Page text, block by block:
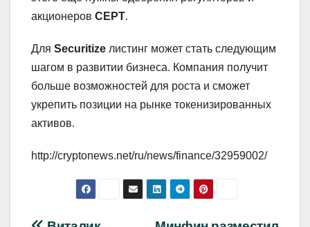
акционеров CEPT.
Для Securitize листинг может стать следующим
шагом в развитии бизнеса. Компания получит
больше возможностей для роста и сможет
укрепить позиции на рынке токенизированных
активов.
http://cryptonews.net/ru/news/finance/32959002/